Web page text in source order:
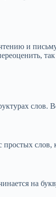
и
слов.
слов,
на